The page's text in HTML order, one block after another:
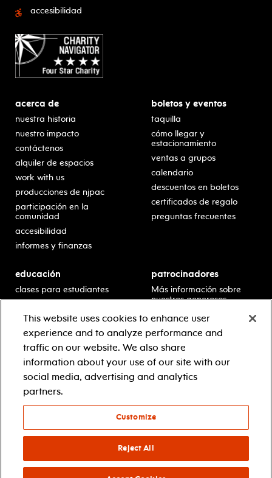
accesibilidad
acerca de
nuestra historia
nuestro impacto
contáctenos
alquiler de espacios
work with us
producciones de njpac
participación en la
comunidad
accesibilidad
informes y finanzas
boletos y eventos
taquilla
cómo llegar y
estacionamiento
ventas a grupos
calendario
descuentos en boletos
certificados de regalo
preguntas frecuentes
educación
clases para estudiantes
escolar
residencias en escuelas
desarrollo profesional
recursos para docentes
comuníquese con el
equipo educativo
patrocinadores
Más información sobre
nuestros generosos
your privacy choices
This website uses cookies to enhance user
experience and to analyze performance and
traffic on our website. We also share
information about your use of our site with our
social media, advertising and analytics
partners.
Customize
Reject All